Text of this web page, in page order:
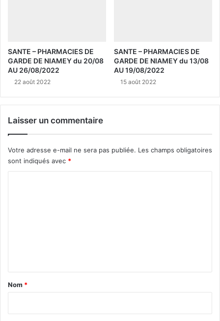
SANTE – PHARMACIES DE
GARDE DE NIAMEY du 20/08
AU 26/08/2022
22 août 2022
SANTE – PHARMACIES DE
GARDE DE NIAMEY du 13/08
AU 19/08/2022
15 août 2022
Laisser un commentaire
Votre adresse e-mail ne sera pas publiée. Les champs obligatoires
sont indiqués avec *
a
Nom *